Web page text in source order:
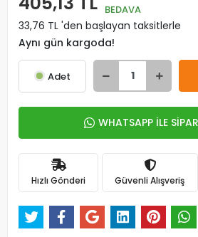
BEDAVA
33,76 TL 'den başlayan taksitlerle
Aynı gün kargoda!
Adet
WHATSAPP İLE
Hızlı Gönderi Güvenli Alışveriş